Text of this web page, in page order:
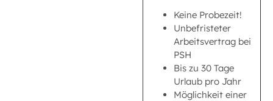
Keine Probezeit!
Unbefristeter
Arbeitsvertrag bei
PSH
Bis zu 30 Tage
Urlaub pro Jahr
Möglichkeit einer